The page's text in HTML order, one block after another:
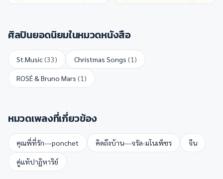
ศิลปินยอดนิยมในหมวดหนังสือ
St.Music(33) Christmas Songs (1 )
ROSÉ & Bruno Mars (1 )
หมวดเพลงที่เกี่ยวข้อง
คุณพี่ที่รัก---ponchet คิดถึงบ้าน---จรัล-มโนเพ็ชร จีน
คู่แท้ปาฏิหาริย์